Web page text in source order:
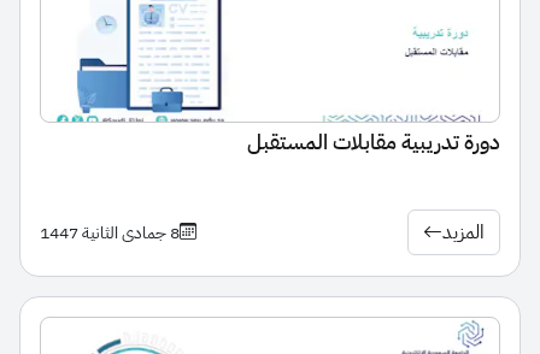
دورة تدريبية مقابلات المستقبل
المزيد 8 جمادى الثانية 1447